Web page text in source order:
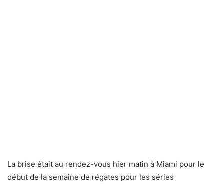
La brise était au rendez-vous hier matin à Miami pour le
début de la semaine de régates pour les séries